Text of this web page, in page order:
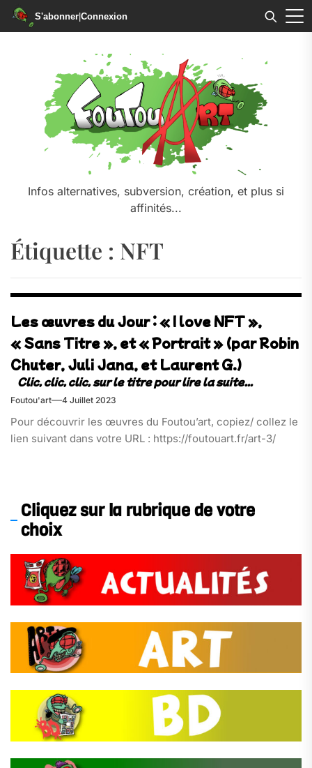
S'abonner|Connexion
Infos alternatives, subversion, création, et plus si
affinités...
Étiquette : NFT
Les œuvres du Jour : « I love NFT »,
« Sans Titre », et « Portrait » (par Robin
Chuter, Juli Jana, et Laurent G.)
Foutou'art 4 Juillet 2023
Pour découvrir les œuvres du Foutou’art, copiez/ collez le
lien suivant dans votre URL : https://foutouart.fr/art-3/
Cliquez sur la rubrique de votre
choix